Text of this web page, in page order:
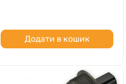
Додати в кошик